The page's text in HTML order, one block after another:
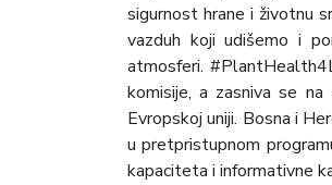
sigurnost hrane i životnu
vazduh koji udišemo i
atmosferi.
komisije, a zasniva se
Evropskoj uniji. Bosna i
u pretpristupnom
kapaciteta i informativne